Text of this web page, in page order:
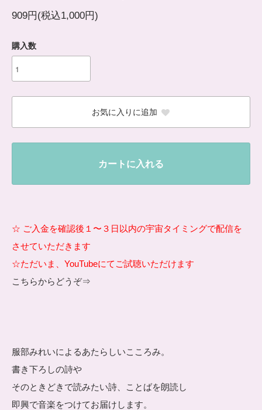
909円(税込1,000円)
購入数
お気に入りに追加
カートに入れる
☆ ご入金を確認後１〜３日以内の宇宙タイミングで配信を
させていただきます
☆ただいま、YouTubeにてご試聴いただけます
こちらからどうぞ⇒
服部みれいによるあたらしいこころみ。
書き下ろしの詩や
そのときどきで読みたい詩、ことばを朗読し
即興で音楽をつけてお届けします。